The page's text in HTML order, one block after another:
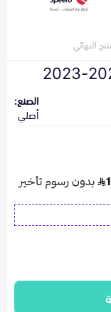
النهائي
الصنع:
أصلي